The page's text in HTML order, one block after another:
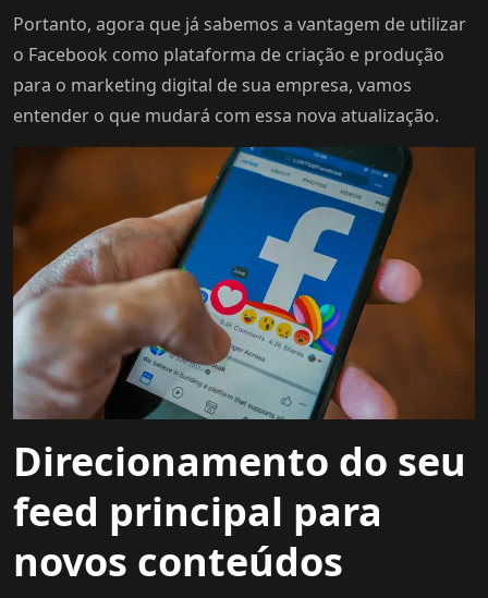
Portanto, agora que já sabemos a vantagem de utilizar
o Facebook como plataforma de criação e produção
para o marketing digital de sua empresa, vamos
entender o que mudará com essa nova atualização.
Direcionamento do seu
feed principal para
novos conteúdos